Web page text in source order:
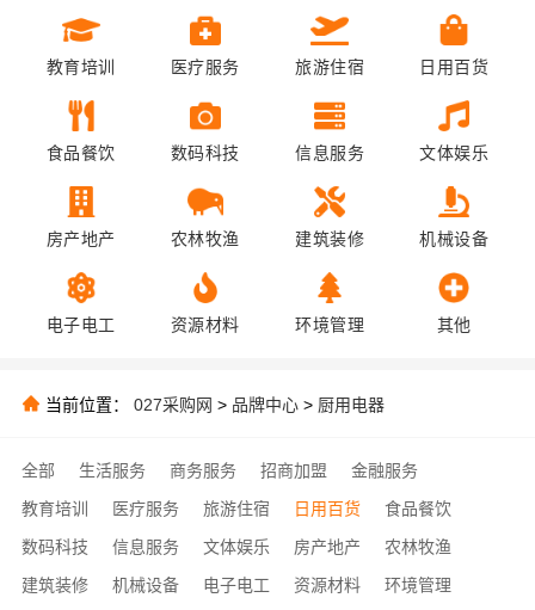
教育培训 医疗服务 旅游住宿 日用百货
食品餐饮 数码科技 信息服务 文体娱乐
房产地产 农林牧渔 建筑装修 机械设备
电子电工 资源材料 环境管理 其他
当前位置： 027采购网 > 品牌中心 > 厨用电器
全部 生活服务 商务服务 招商加盟
金融服务
教育培训
医疗服务 旅游住宿 日用百货
食品餐饮
数码科技
信息服务 文体娱乐 房产地产
农林牧渔
建筑装修
机械设备 电子电工 资源材料
环境管理